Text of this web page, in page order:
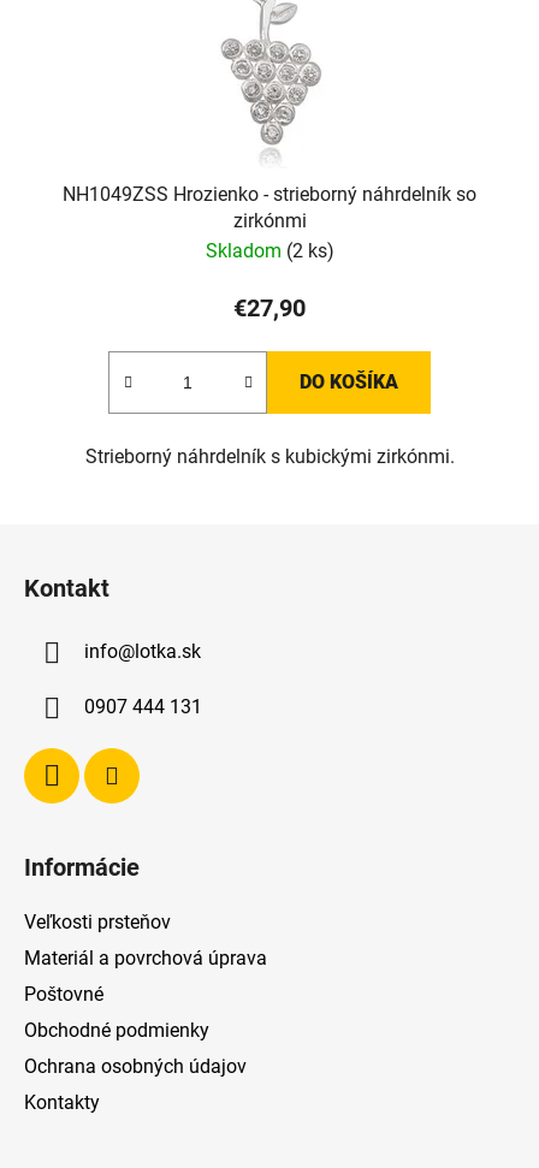
NH1049ZSS Hrozienko - strieborný náhrdelník so
zirkónmi
Skladom (2 ks)
€27,90
DO KOŠÍKA
Strieborný náhrdelník s kubickými zirkónmi.
Kontakt
info@lotka.sk
0907 444 131
Informácie
Veľkosti prsteňov
Materiál a povrchová úprava
Poštovné
Obchodné podmienky
Ochrana osobných údajov
Kontakty